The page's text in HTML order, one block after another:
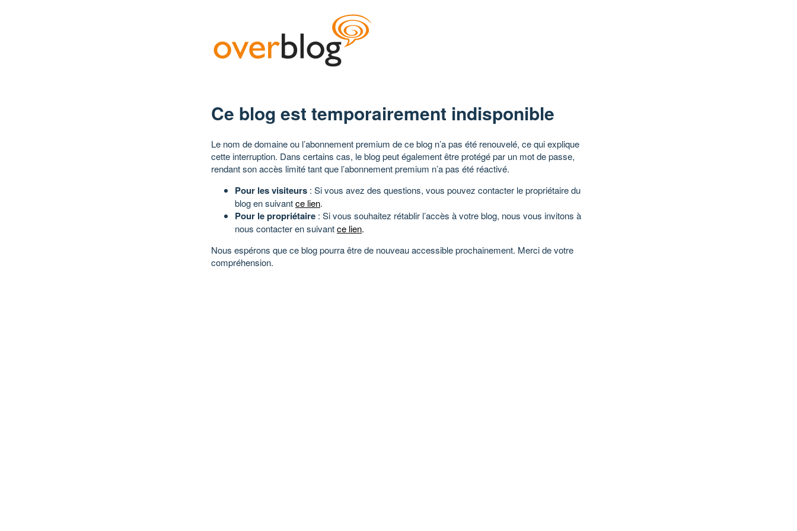
Ce blog est temporairement indisponible
Le nom de domaine ou l’abonnement premium de ce blog n’a pas été renouvelé, ce qui explique
cette interruption. Dans certains cas, le blog peut également être protégé par un mot de passe,
rendant son accès limité tant que l’abonnement premium n’a pas été réactivé.
Pour les visiteurs : Si vous avez des questions, vous pouvez contacter le propriétaire du
blog en suivantce lien.
Pour le propriétaire : Si vous souhaitez rétablir l’accès à votre blog, nous vous invitons à
nous contacter en suivantce lien.
Nous espérons que ce blog pourra être de nouveau accessible prochainement. Merci de votre
compréhension.